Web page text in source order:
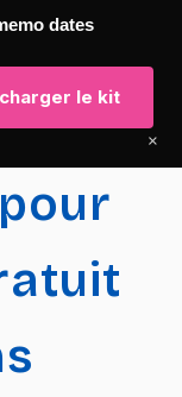
dates
le kit
×